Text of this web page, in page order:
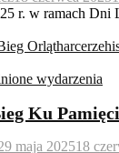
r. w ramach Dni
Orlątharcerze
wydarzenia
Ku
maja 202518